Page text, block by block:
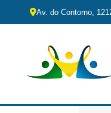
Av. do Contorno,